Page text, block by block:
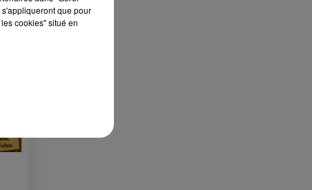
que pour
cookies" situé en